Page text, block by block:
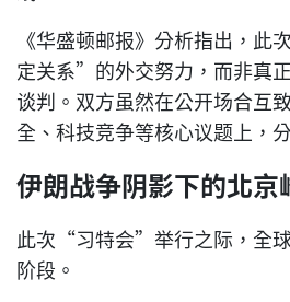
《华盛顿邮报》分析指出，
定关系”的外交努力，而非真
谈判。双方虽然在公开场合互
全、科技竞争等核心议题上，
伊朗战争阴影下的北京
此次“习特会”举行之际，全
阶段。